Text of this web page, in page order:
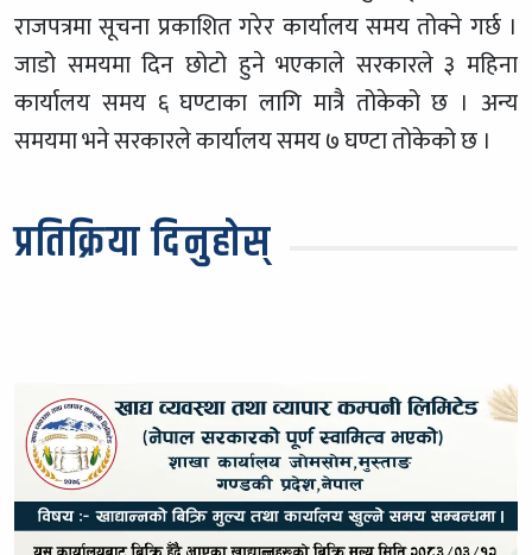
राजपत्रमा सूचना प्रकाशित गरेर कार्यालय समय तोक्ने गर्छ ।
जाडो समयमा दिन छोटो हुने भएकाले सरकारले ३ महिना
कार्यालय समय ६ घण्टाका लागि मात्रै तोकेको छ । अन्य
समयमा भने सरकारले कार्यालय समय ७ घण्टा तोकेको छ ।
प्रतिक्रिया दिनुहोस्